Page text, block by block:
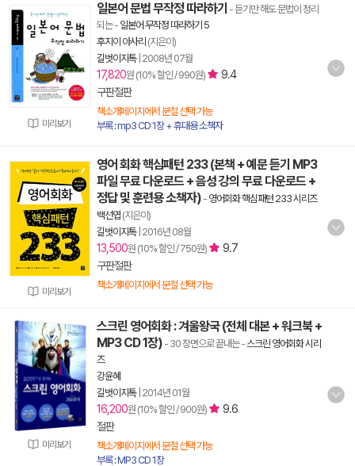
미리보기
일본어 문법 무작정 따라하기 - 듣기만 해도 문법이 정리
되는- 일본어 무작정 따라하기 5
후지이 아사리 (지은이)
길벗이지톡| 2008년 07월
17,820원 (10% 할인 / 990원)
9.4
구판절판
책소개페이지에서 분철 선택 가능
부록 : mp3 CD 1장 + 휴대용 소책자
미리보기
영어 회화 핵심패턴 233 (본책 + 예문 듣기 MP3
파일 무료 다운로드 + 음성 강의 무료 다운로드 +
정답 및 훈련용 소책자) - 영어회화 핵심패턴 233 시리즈
백선엽 (지은이)
길벗이지톡| 2016년 08월
13,500원 (10% 할인 / 750원)
9.7
구판절판
책소개페이지에서 분철 선택 가능
미리보기
스크린 영어회화 : 겨울왕국 (전체 대본 + 워크북 +
MP3 CD 1장) - 30 장면으로 끝내는-스크린 영어회화 시리
즈
강윤혜
길벗이지톡| 2014년 01월
16,200원 (10% 할인 / 900원)
9.6
절판
책소개페이지에서 분철 선택 가능
부록 : MP3 CD 1장